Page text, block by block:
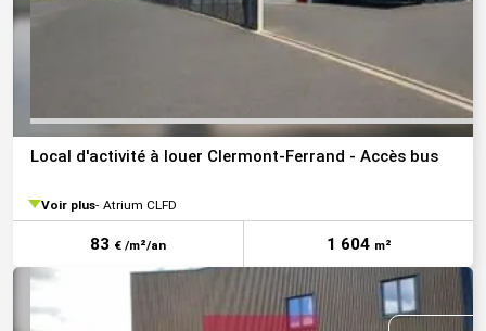
Local d'activité à louer Clermont-Ferrand - Accès bus
Voir plus Atrium CLFD
83 € /m²/an 1 604 m²